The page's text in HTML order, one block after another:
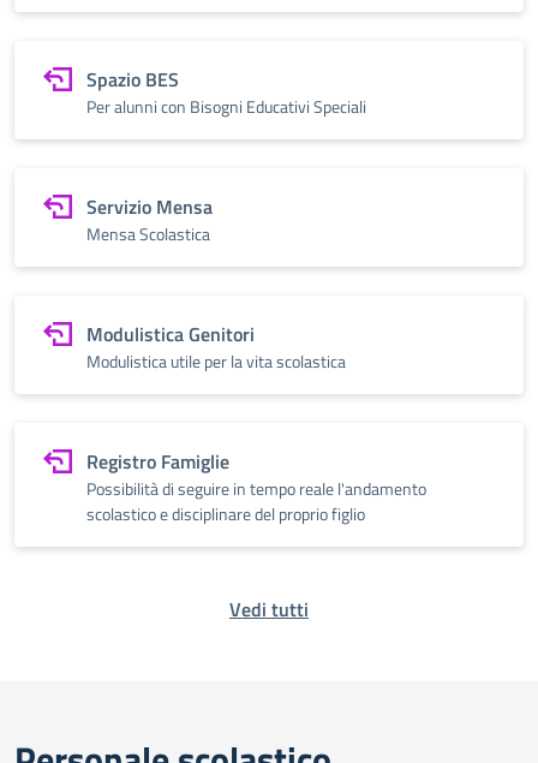
Spazio BES
Per alunni con Bisogni Educativi Speciali
Servizio Mensa
Mensa Scolastica
Modulistica Genitori
Modulistica utile per la vita scolastica
Registro Famiglie
Possibilità di seguire in tempo reale l'andamento
scolastico e disciplinare del proprio figlio
Vedi tutti